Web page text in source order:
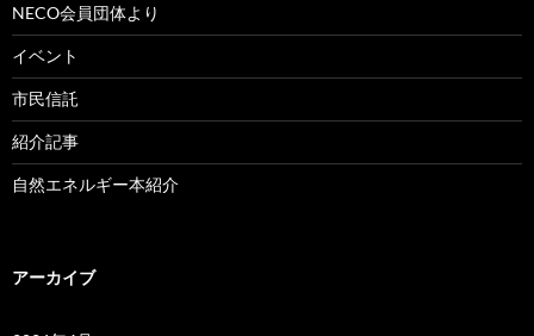
NECO会員団体より
イベント
市民信託
紹介記事
自然エネルギー本紹介
アーカイブ